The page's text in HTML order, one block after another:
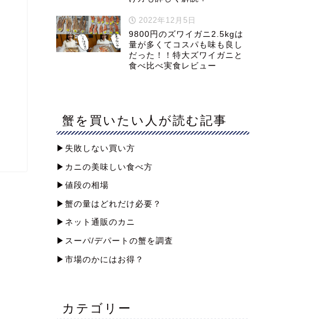
2022年12月5日
9800円のズワイガニ2.5kgは
量が多くてコスパも味も良し
だった！！特大ズワイガニと
食べ比べ実食レビュー
蟹を買いたい人が読む記事
▶︎失敗しない買い方
▶︎カニの美味しい食べ方
▶︎値段の相場
▶︎蟹の量はどれだけ必要？
▶︎ネット通販のカニ
▶︎スーパ/デパートの蟹を調査
▶︎市場のかにはお得？
カテゴリー